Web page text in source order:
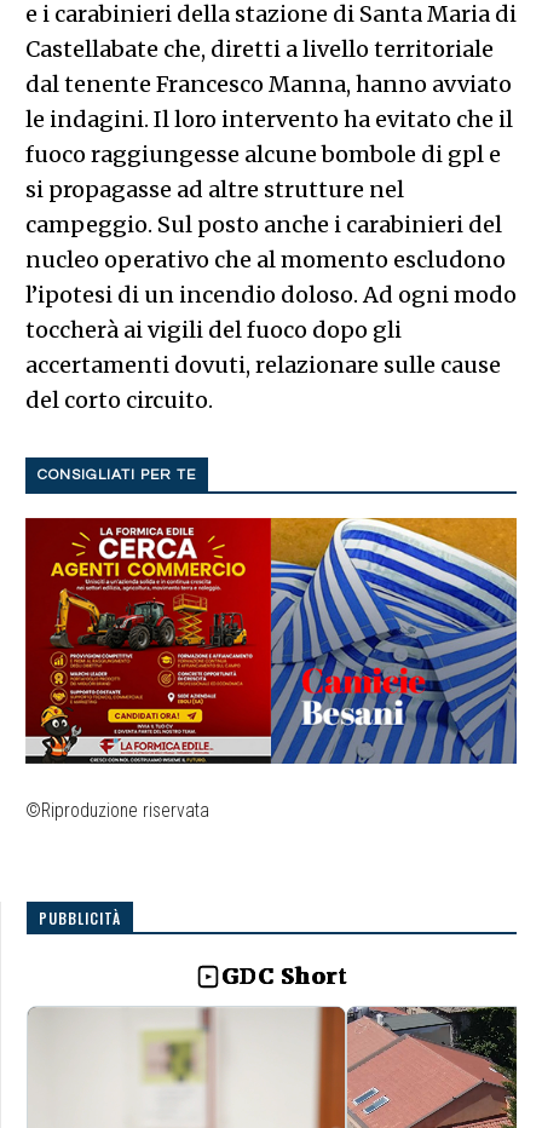
e i carabinieri della stazione di Santa Maria di
Castellabate che, diretti a livello territoriale
dal tenente Francesco Manna, hanno avviato
le indagini. Il loro intervento ha evitato che il
fuoco raggiungesse alcune bombole di gpl e
si propagasse ad altre strutture nel
campeggio. Sul posto anche i carabinieri del
nucleo operativo che al momento escludono
l’ipotesi di un incendio doloso. Ad ogni modo
toccherà ai vigili del fuoco dopo gli
accertamenti dovuti, relazionare sulle cause
del corto circuito.
CONSIGLIATI PER TE
©Riproduzione riservata
PUBBLICITÀ
GDC Short